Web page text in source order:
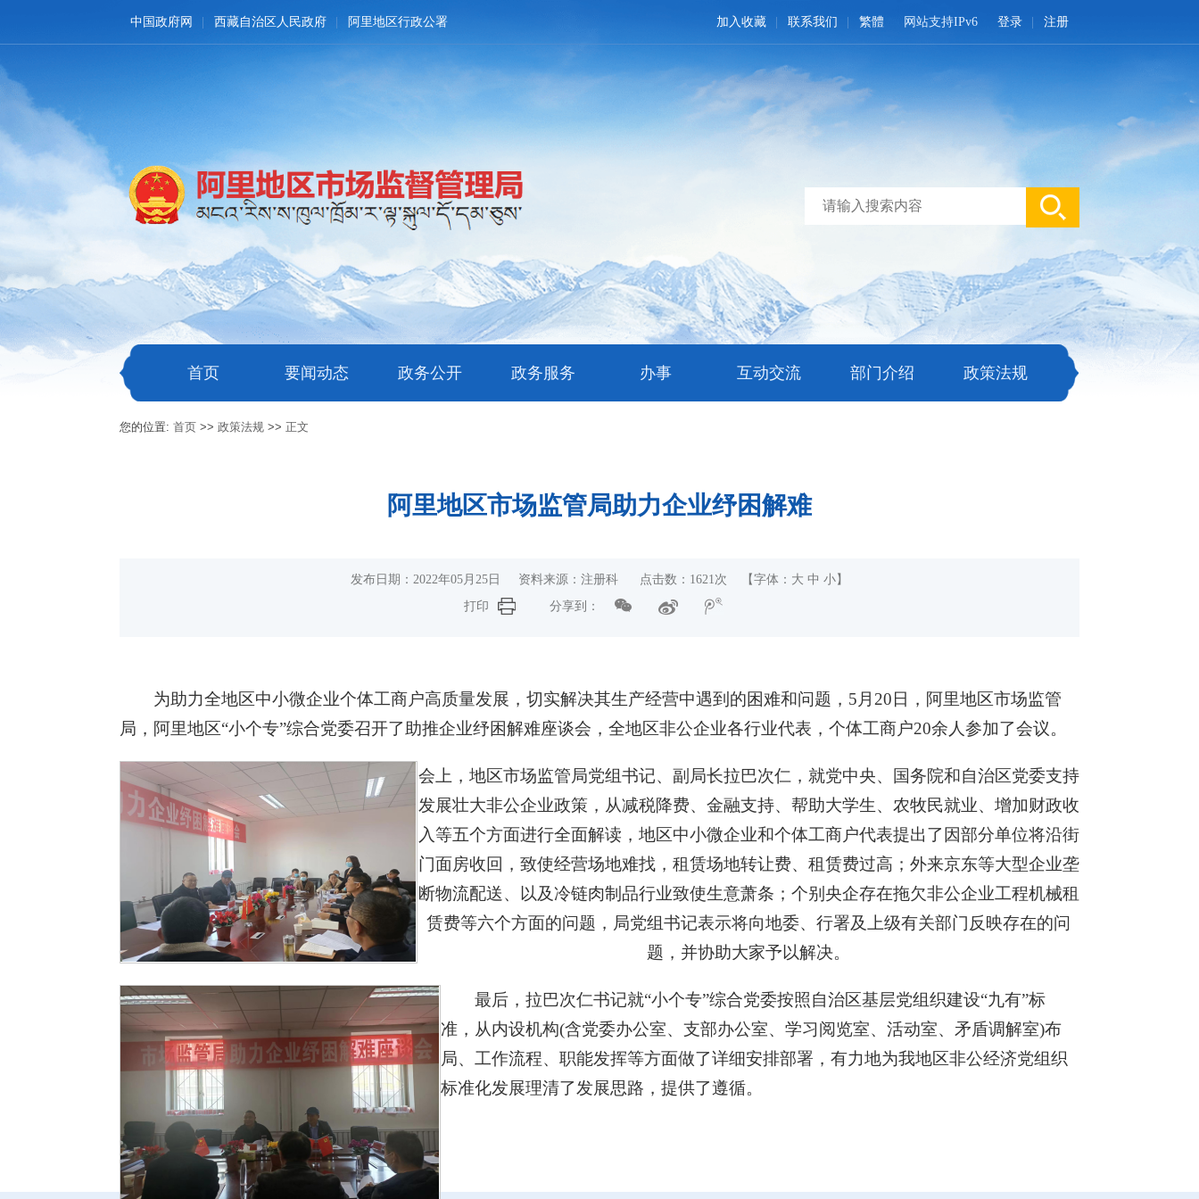
中国政府网 西藏自治区人民政府 阿里地区行政公署 登录 注册
网站支持IPv6
加入收藏 联系我们 繁體
首页 要闻动态 政务公开 政务服务 办事 互动交流 部门介绍 政策法规
您的位置:首页 >>政策法规 >>正文
阿里地区市场监管局助力企业纾困解难
发布日期：2022年05月25日 资料来源：注册科 点击数： 1621次 【字体： 大 中 小 】
打印
分享到：
为助力全地区中小微企业个体工商户高质量发展，切实解决其生产经营中遇到的困难和问题，5月20日，阿里地区市场监管
局，阿里地区“小个专”综合党委召开了助推企业纾困解难座谈会，全地区非公企业各行业代表，个体工商户20余人参加了会议。
会上，地区市场监管局党组书记、副局长拉巴次仁，就党中央、国务院和自治区党委支持
发展壮大非公企业政策，从减税降费、金融支持、帮助大学生、农牧民就业、增加财政收
入等五个方面进行全面解读，地区中小微企业和个体工商户代表提出了因部分单位将沿街
门面房收回，致使经营场地难找，租赁场地转让费、租赁费过高；外来京东等大型企业垄
断物流配送、以及冷链肉制品行业致使生意萧条；个别央企存在拖欠非公企业工程机械租
赁费等六个方面的问题，局党组书记表示将向地委、行署及上级有关部门反映存在的问
题，并协助大家予以解决。
最后，拉巴次仁书记就“小个专”综合党委按照自治区基层党组织建设“九有”标
准，从内设机构(含党委办公室、支部办公室、学习阅览室、活动室、矛盾调解室)布
局、工作流程、职能发挥等方面做了详细安排部署，有力地为我地区非公经济党组织
标准化发展理清了发展思路，提供了遵循。